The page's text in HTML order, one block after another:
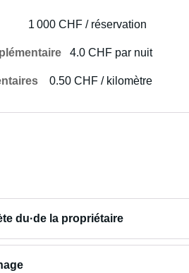
1 000 CHF / réservation
4.0 CHF par nuit
0.50 CHF / kilomètre
du·de la propriétaire